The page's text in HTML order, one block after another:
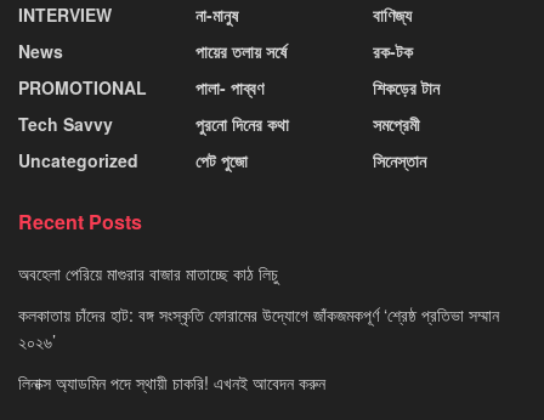
INTERVIEW
News
PROMOTIONAL
Tech Savvy
Uncategorized
না-মানুষ
পায়ের তলায় সর্ষে
পালা- পাব্বণ
পুরনো দিনের কথা
পেট পুজো
বাণিজ্য
রক-টক
শিকড়ের টান
সমপ্রেমী
সিনেস্তান
Recent Posts
অবহেলা পেরিয়ে মাগুরার বাজার মাতাচ্ছে কাঠ লিচু
কলকাতায় চাঁদের হাট: বঙ্গ সংস্কৃতি ফোরামের উদ্যোগে জাঁকজমকপূর্ণ ‘শ্রেষ্ঠ প্রতিভা সম্মান
২০২৬’
লিনাক্স অ্যাডমিন পদে স্থায়ী চাকরি! এখনই আবেদন করুন